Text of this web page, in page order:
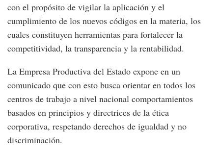
con el propósito de vigilar la aplicación y el
cumplimiento de los nuevos códigos en la materia, los
cuales constituyen herramientas para fortalecer la
competitividad, la transparencia y la rentabilidad.
La Empresa Productiva del Estado expone en un
comunicado que con esto busca orientar en todos los
centros de trabajo a nivel nacional comportamientos
basados en principios y directrices de la ética
corporativa, respetando derechos de igualdad y no
discriminación.